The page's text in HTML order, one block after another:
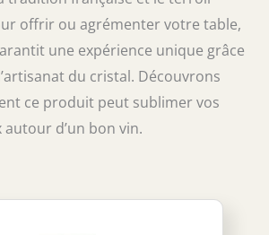
offrir ou agrémenter votre table,
une expérience unique grâce
du cristal. Découvrons
ce produit peut sublimer vos
d’un bon vin.